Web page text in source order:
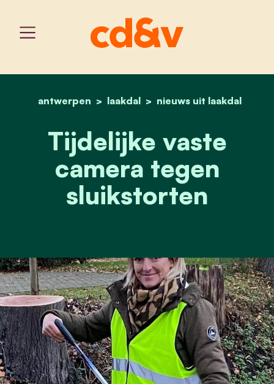
home
antwerpen laakdal nieuws uit laakdal
tijdelijke vaste camera
Tijdelijke vaste
camera tegen
sluikstorten